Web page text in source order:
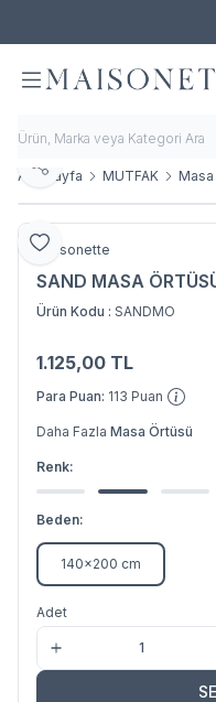
Ana Sayfa MUTFAK Masa
Favoriye Ekle
Paylaş
Maisonette
SAND MASA
Ürün Kodu : SANDMO
1.125,00 TL
Para Puan: 113 Puan
Daha Fazla Masa Örtüsü
Renk:
Beden:
140x200 cm
Adet